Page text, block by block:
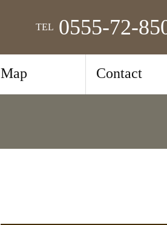
TEL 0555-72-
Map Contact